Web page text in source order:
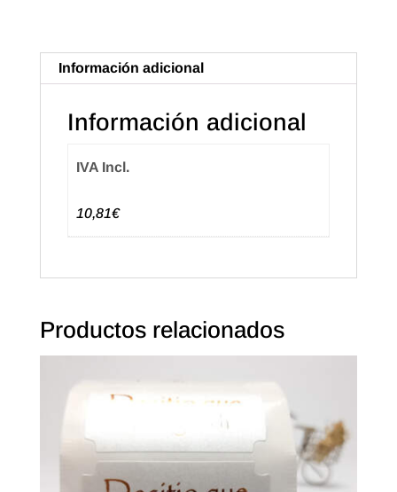
Información adicional
Información adicional
IVA Incl.
10,81€
Productos relacionados